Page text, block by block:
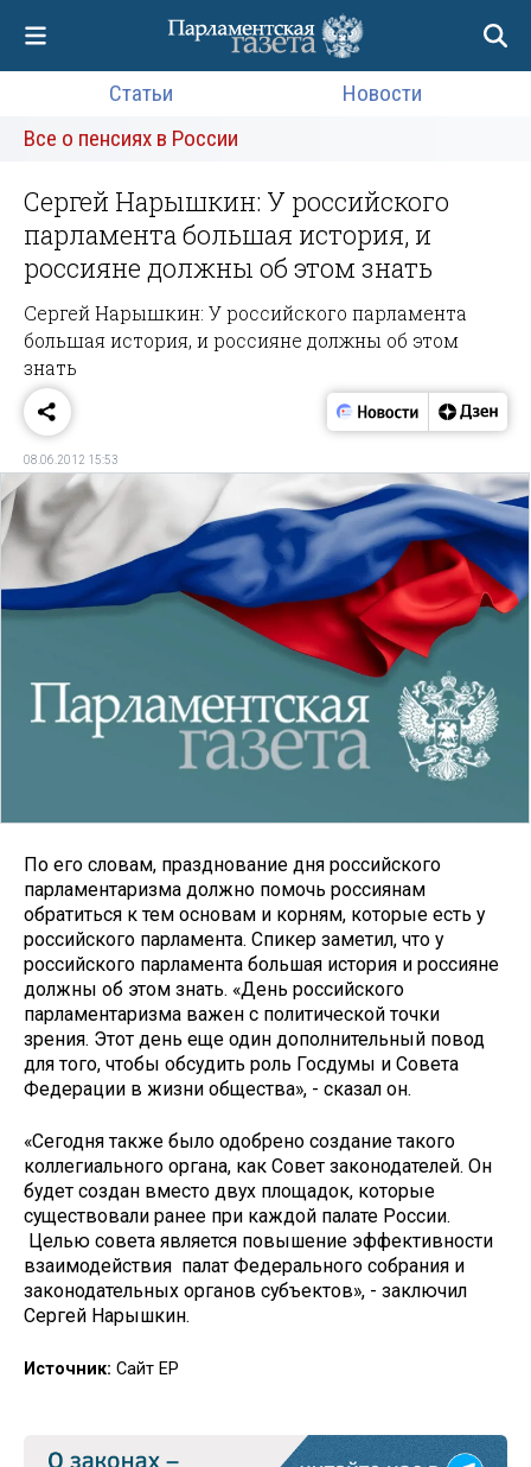
Статьи
Новости
Все о пенсиях в России
Сергей Нарышкин: У российского
парламента большая история, и
россияне должны об этом знать
Сергей Нарышкин: У российского парламента
большая история, и россияне должны об этом
знать
08.06.2012 15:53
По его словам, празднование дня российского
парламентаризма должно помочь россиянам
обратиться к тем основам и корням, которые есть у
российского парламента. Спикер заметил, что у
российского парламента большая история и россияне
должны об этом знать. «День российского
парламентаризма важен с политической точки
зрения. Этот день еще один дополнительный повод
для того, чтобы обсудить роль Госдумы и Совета
Федерации в жизни общества», - сказал он.
«Сегодня также было одобрено создание такого
коллегиального органа, как Совет законодателей. Он
будет создан вместо двух площадок, которые
существовали ранее при каждой палате России.
Целью совета является повышение эффективности
взаимодействия палат Федерального собрания и
законодательных органов субъектов», - заключил
Сергей Нарышкин.
Источник: Сайт ЕР